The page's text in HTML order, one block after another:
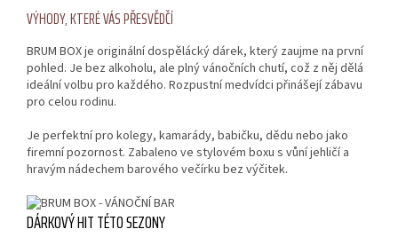
VÝHODY, KTERÉ VÁS PŘESVĚDČÍ
BRUM BOX je originální dospělácký dárek, který zaujme na první
pohled. Je bez alkoholu, ale plný vánočních chutí, což z něj dělá
ideální volbu pro každého. Rozpustní medvídci přinášejí zábavu
pro celou rodinu.
Je perfektní pro kolegy, kamarády, babičku, dědu nebo jako
firemní pozornost. Zabaleno ve stylovém boxu s vůní jehličí a
hravým nádechem barového večírku bez výčitek.
DÁRKOVÝ HIT TÉTO SEZONY